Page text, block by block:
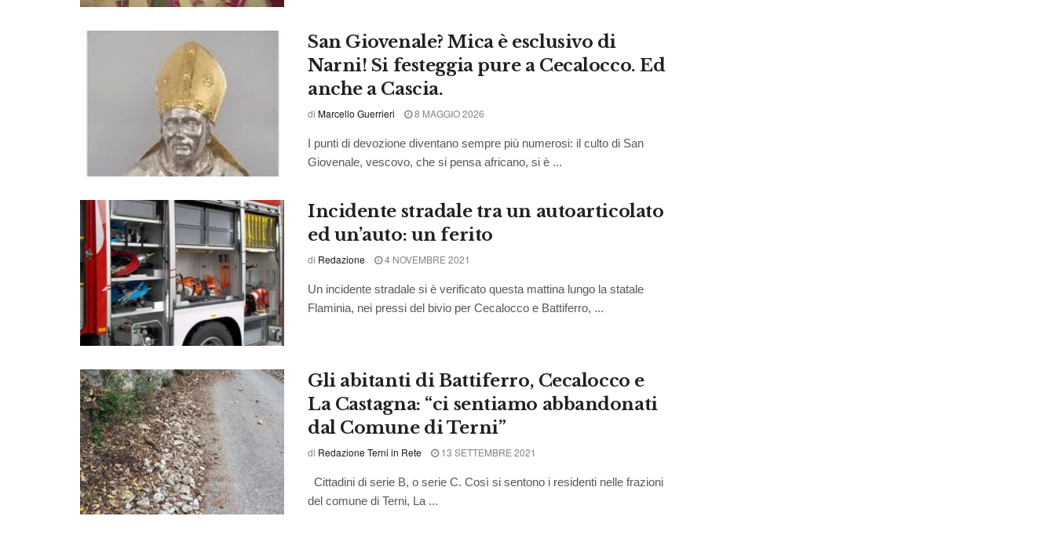
San Giovenale? Mica è esclusivo di
Narni! Si festeggia pure a Cecalocco. Ed
anche a Cascia.
di Marcello Guerrieri 8 MAGGIO 2026
I punti di devozione diventano sempre più numerosi: il culto di San
Giovenale, vescovo, che si pensa africano, si è ...
Incidente stradale tra un autoarticolato
ed un’auto: un ferito
di Redazione 4 NOVEMBRE 2021
Un incidente stradale si è verificato questa mattina lungo la statale
Flaminia, nei pressi del bivio per Cecalocco e Battiferro, ...
Gli abitanti di Battiferro, Cecalocco e
La Castagna: “ci sentiamo abbandonati
dal Comune di Terni”
di Redazione Terni in Rete 13 SETTEMBRE 2021
Cittadini di serie B, o serie C. Così si sentono i residenti nelle frazioni
del comune di Terni, La ...